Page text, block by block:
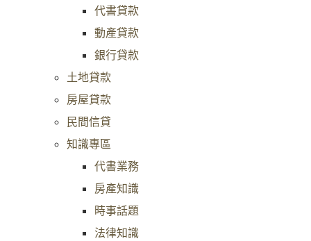
代書貸款
動產貸款
銀行貸款
土地貸款
房屋貸款
民間信貸
知識專區
代書業務
房產知識
時事話題
法律知識